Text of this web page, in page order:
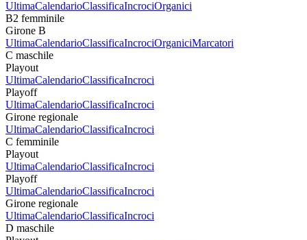
UltimaCalendarioClassificaIncrociOrganici
B2 femminile
Girone B
UltimaCalendarioClassificaIncrociOrganiciMarcatori
C maschile
Playout
UltimaCalendarioClassificaIncroci
Playoff
UltimaCalendarioClassificaIncroci
Girone regionale
UltimaCalendarioClassificaIncroci
C femminile
Playout
UltimaCalendarioClassificaIncroci
Playoff
UltimaCalendarioClassificaIncroci
Girone regionale
UltimaCalendarioClassificaIncroci
D maschile